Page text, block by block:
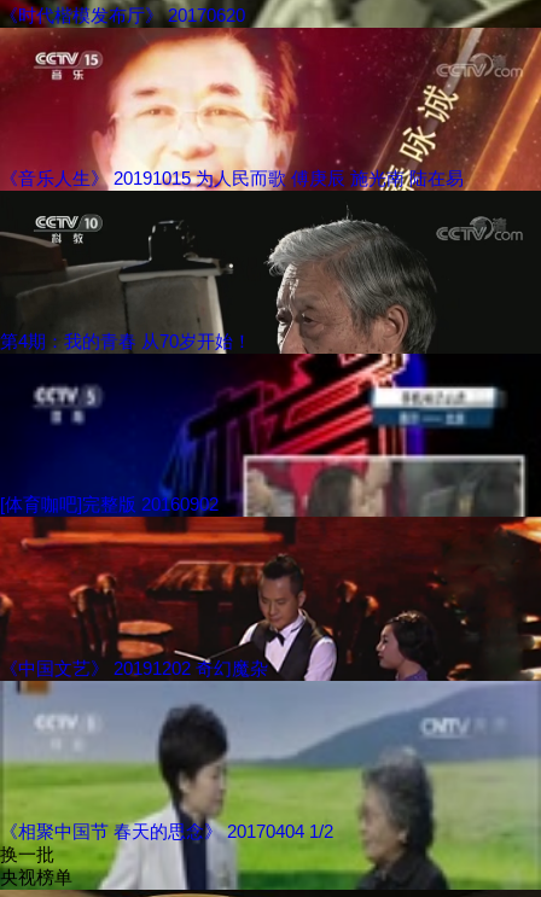
《时代楷模发布厅》 20170620
《音乐人生》 20191015 为人民而歌 傅庚辰 施光南 陆在易
第4期：我的青春 从70岁开始！
[体育咖吧]完整版 20160902
《中国文艺》 20191202 奇幻魔杂
《相聚中国节 春天的思念》 20170404 1/2
换一批
央视榜单